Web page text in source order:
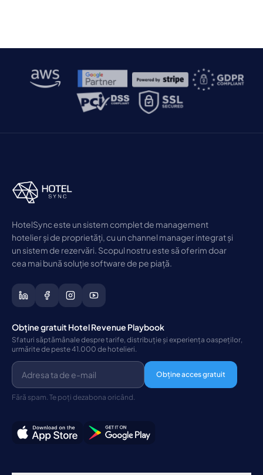
HotelSync este un sistem complet de management
hotelier și de proprietăți, cu un channel manager integrat și
un sistem de rezervări. Scopul nostru este să oferim doar
cea mai bună soluție software de pe piață.
Obține gratuit Hotel Revenue Playbook
Sfaturi săptămânale despre tarife, distribuție și experiența oaspeților,
urmărite de peste 41.000 de hotelieri.
Obține acces gratuit
Fără spam. Te poți dezabona oricând.